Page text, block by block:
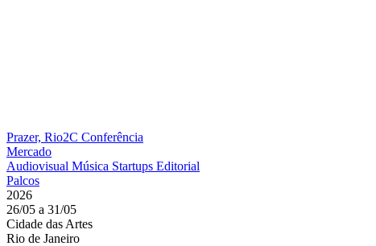
Prazer, Rio2C Conferência
Mercado
Audiovisual Música Startups Editorial
Palcos
2026
26/05 a 31/05
Cidade das Artes
Rio de Janeiro